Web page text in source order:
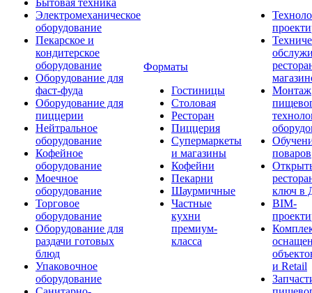
Бытовая техника
Электромеханическое
оборудование
Пекарское и
кондитерское
оборудование
Оборудование для
фаст-фуда
Оборудование для
пиццерии
Нейтральное
оборудование
Кофейное
оборудование
Моечное
оборудование
Торговое
оборудование
Оборудование для
раздачи готовых
блюд
Упаковочное
оборудование
Форматы
Гостиницы
Столовая
Ресторан
Пиццерия
Супермаркеты
и магазины
Кофейни
Пекарни
Шаурмичные
Частные
кухни
премиум-
класса
Монтаж
поваров
ключ в
BIM-
и Retail